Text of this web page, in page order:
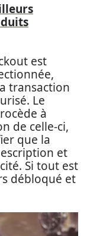
est
transaction
Le
à
de celle-ci,
que la
et
Si tout est
débloqué et